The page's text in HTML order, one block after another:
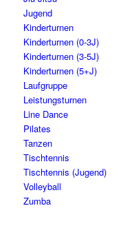
Jugend
Kinderturnen
Kinderturnen (0-3J)
Kinderturnen (3-5J)
Kinderturnen (5+J)
Laufgruppe
Leistungsturnen
Line Dance
Pilates
Tanzen
Tischtennis
Tischtennis (Jugend)
Volleyball
Zumba